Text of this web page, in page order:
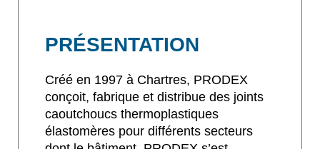
PRÉSENTATION
Créé en 1997 à Chartres, PRODEX
conçoit, fabrique et distribue des joints
caoutchoucs thermoplastiques
élastomères pour différents secteurs